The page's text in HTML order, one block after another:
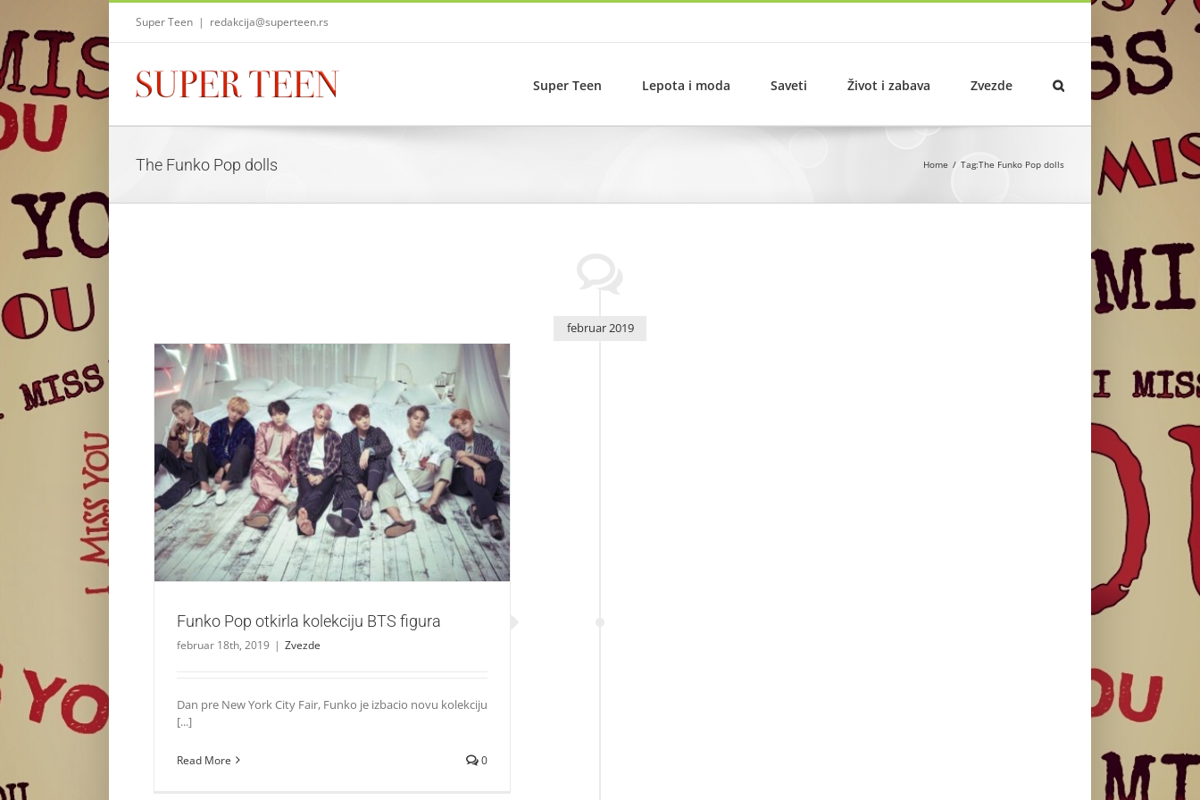
content
Super Teen | redakcija@superteen.rs
Super Teen Lepota i moda Saveti Život i zabava Zvezde
The Funko Pop dolls Home Tag:The Funko Pop dolls
februar 2019
Funko Pop otkirla kolekciju BTS figura
Zvezde
Funko Pop otkirla kolekciju BTS figura
februar 18th, 2019 | Zvezde
Dan pre New York City Fair, Funko je izbacio novu kolekciju
[...]
Read More 0